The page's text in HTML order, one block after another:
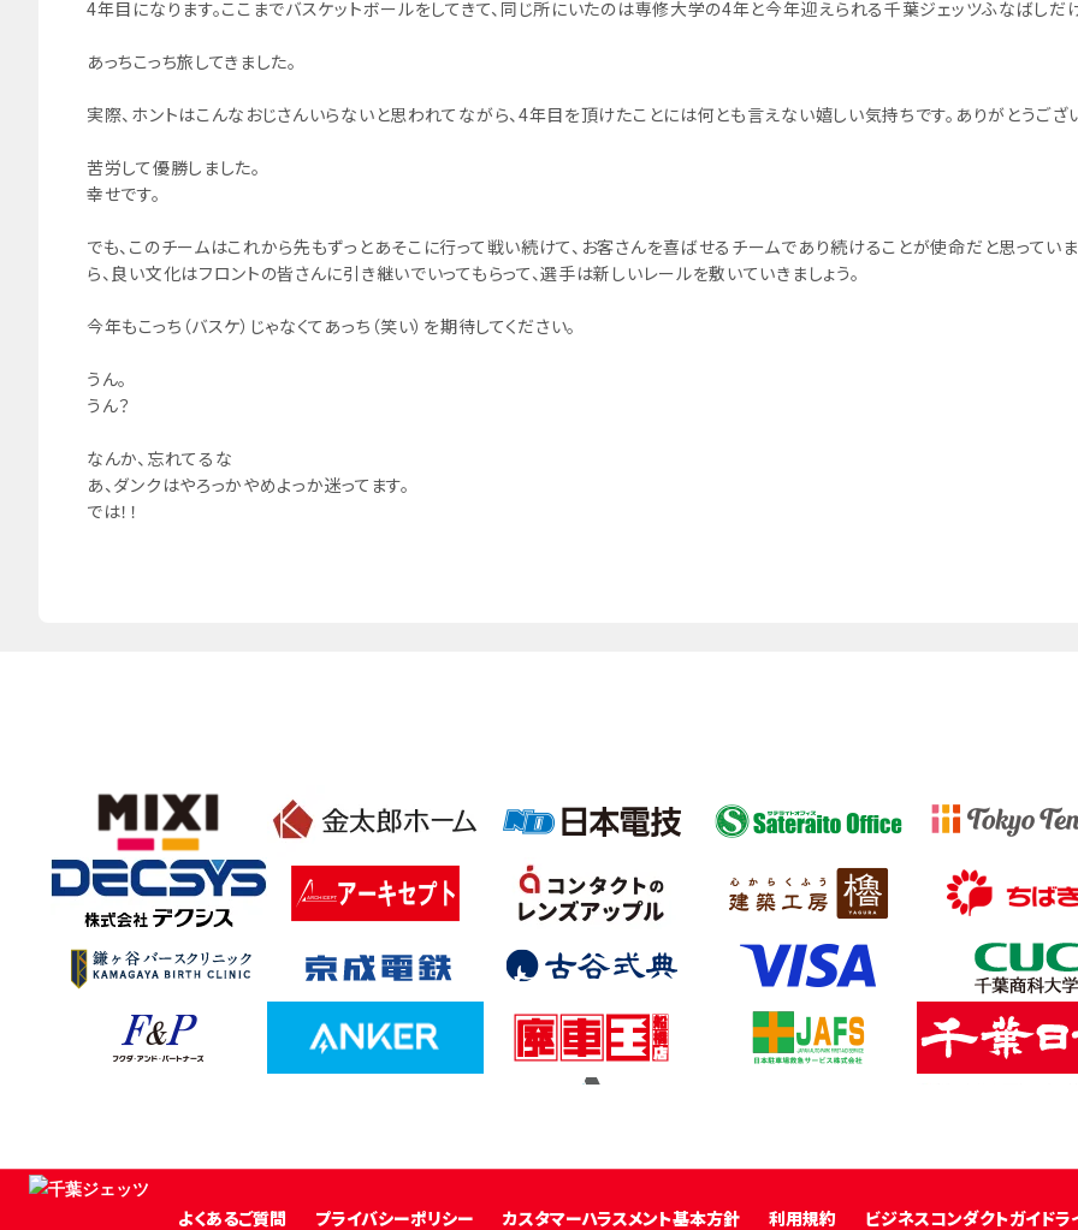
4年目になります。ここまでバスケットボールをしてきて、同じ所にいたのは専修大学の4年と今年迎えられる千葉ジェッツふなばしだ
あっちこっち旅してきました。
実際、ホントはこんなおじさんいらないと思われてながら、4年目を頂けたことには何とも言えない嬉しい気持ちです。ありがとうござ
苦労して優勝しました。
幸せです。
でも、このチームはこれから先もずっとあそこに行って戦い続けて、お客さんを喜ばせるチームであり続けることが使命だと思ってい
ら、良い文化はフロントの皆さんに引き継いでいってもらって、選手は新しいレールを敷いていきましょう。
今年もこっち（バスケ）じゃなくてあっち（笑い）を期待してください。
うん。
うん？
なんか、忘れてるな
あ、ダンクはやろっかやめよっか迷ってます。
では！！
よくあるご質問 プライバシーポリシー カスタマーハラスメント基本方針 利用規約 ビジネスコンダクトガイドラ